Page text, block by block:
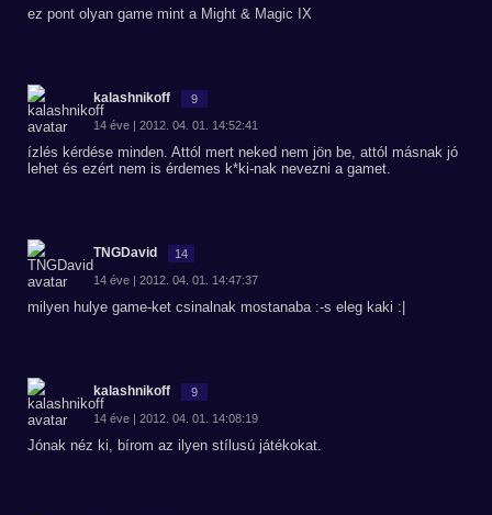
ez pont olyan game mint a Might & Magic IX
kalashnikoff 9
14 éve | 2012. 04. 01. 14:52:41
ízlés kérdése minden. Attól mert neked nem jön be, attól másnak jó
lehet és ezért nem is érdemes k*ki-nak nevezni a gamet.
TNGDavid 14
14 éve | 2012. 04. 01. 14:47:37
milyen hulye game-ket csinalnak mostanaba :-s eleg kaki :|
kalashnikoff 9
14 éve | 2012. 04. 01. 14:08:19
Jónak néz ki, bírom az ilyen stílusú játékokat.